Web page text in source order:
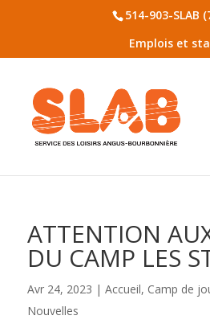
514-903-SLAB
Emplois et
ATTENTION
DU CAMP LES
Avr 24, 2023 | Accueil, Camp de
Nouvelles